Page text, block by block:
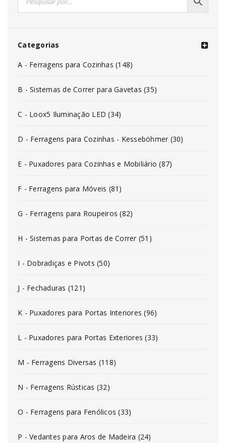
Categorias
A - Ferragens para Cozinhas (148)
B - Sistemas de Correr para Gavetas (35)
C - Loox5 Iluminação LED (34)
D - Ferragens para Cozinhas - Kesseböhmer (30)
E - Puxadores para Cozinhas e Mobiliário (87)
F - Ferragens para Móveis (81)
G - Ferragens para Roupeiros (82)
H - Sistemas para Portas de Correr (51)
I - Dobradiças e Pivots (50)
J - Fechaduras (121)
K - Puxadores para Portas Interiores (96)
L - Puxadores para Portas Exteriores (33)
M - Ferragens Diversas (118)
N - Ferragens Rústicas (32)
O - Ferragens para Fenólicos (33)
P - Vedantes para Aros de Madeira (24)